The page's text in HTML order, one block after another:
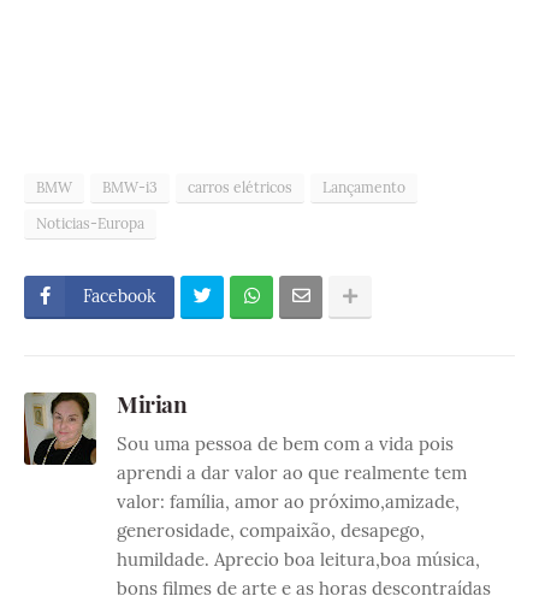
BMW BMW-i3 carros elétricos
Lançamento
Noticias-Europa
Facebook
Mirian
Sou uma pessoa de bem com a vida pois
aprendi a dar valor ao que realmente tem
valor: família, amor ao próximo,amizade,
generosidade, compaixão, desapego,
humildade. Aprecio boa leitura,boa música,
bons filmes de arte e as horas descontraídas